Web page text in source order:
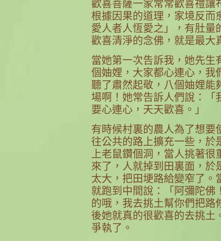
歡喜菩薩一家常常歡喜禮讓
根據因果的道理，家境反而
愛人者人恆愛之」，有肚量
歡喜清淨的念佛，就是最大
當她第一次告訴我，她先生
個妯娌，大家都心連心，我
聽了肅然起敬，八個妯娌能
場啊！她常告訴人們說：「
要心連心，天天歡喜。」
有時候村裏的農人為了想要
往公共的路上擴充一些，於
上老鼠鑽個洞，當人挑著
來了，人就掉到田裏面，於
太大，把田埂路給變窄了。
就跑到中間說：「阿彌陀佛
的哦，我去挑土幫你們把路
後她就真的很歡喜的去挑土
爭執了。